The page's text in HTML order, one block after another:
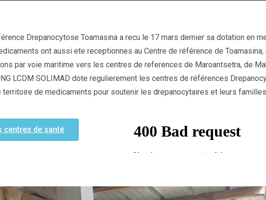
Drepanocytose Toamasina a recu le 17 mars dernier sa dotation en
ont aussi ete receptionnes au Centre de référence de Toamasina,
par voie maritime vers les centres de references de Maroantsetra, de
LCDM SOLIMAD dote regulierement les centres de références
territoire de medicaments pour soutenir les drepanocytaires et leurs
centres de santé